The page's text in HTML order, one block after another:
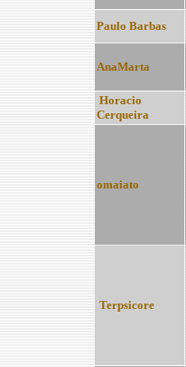
Paulo Barbas
AnaMarta
Horacio
Cerqueira
omaiato
Terpsicore